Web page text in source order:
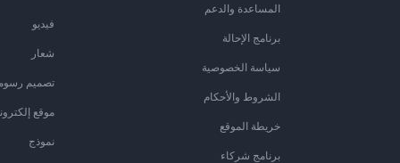
المساعدة والدعم
برنامج الإحالة
سياسة الخصوصية
الشروط والأحكام
خريطة الموقع
برنامج شركاء
فيديو
شعار
تصميم
موقع
نموذج